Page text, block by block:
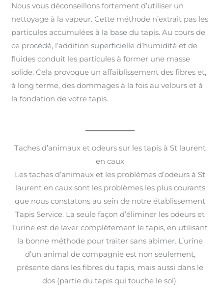
Nous vous déconseillons fortement d’utiliser un
nettoyage à la vapeur. Cette méthode n’extrait pas les
particules accumulées à la base du tapis. Au cours de
ce procédé, l’addition superficielle d’humidité et de
fluides conduit les particules à former une masse
solide. Cela provoque un affaiblissement des fibres et,
à long terme, des dommages à la fois au velours et à
la fondation de votre tapis.
Taches d’animaux et odeurs sur les tapis à St laurent
en caux
Les taches d’animaux et les problèmes d’odeurs à St
laurent en caux sont les problèmes les plus courants
que nous constatons au sein de notre établissement
Tapis Service. La seule façon d’éliminer les odeurs et
l’urine est de laver complètement le tapis, en utilisant
la bonne méthode pour traiter sans abimer. L’urine
d’un animal de compagnie est non seulement,
présente dans les fibres du tapis, mais aussi dans le
dos (partie du tapis qui touche le sol).